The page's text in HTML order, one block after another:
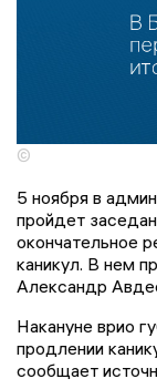
©
5 ноября в
пройдет
окончательное
каникул. В нем
Александр
Накануне врио
продлении
сообщает